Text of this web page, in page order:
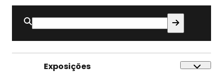
Buscar
por:
Exposições